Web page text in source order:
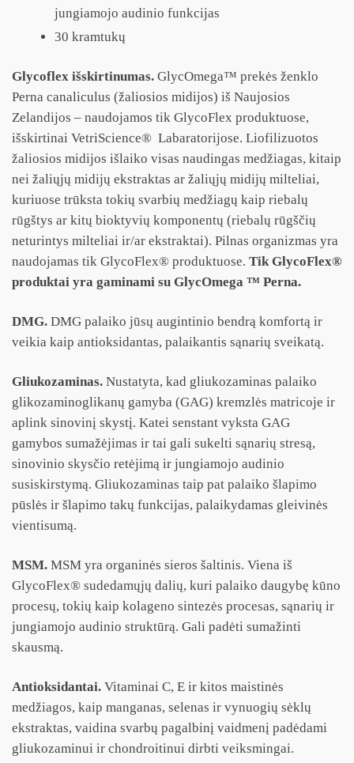
jungiamojo audinio funkcijas
30 kramtukų
Glycoflex išskirtinumas. GlycOmega™ prekės ženklo
Perna canaliculus (žaliosios midijos) iš Naujosios
Zelandijos – naudojamos tik GlycoFlex produktuose,
išskirtinai VetriScience® Labaratorijose. Liofilizuotos
žaliosios midijos išlaiko visas naudingas medžiagas, kitaip
nei žaliųjų midijų ekstraktas ar žaliųjų midijų milteliai,
kuriuose trūksta tokių svarbių medžiagų kaip riebalų
rūgštys ar kitų bioktyvių komponentų (riebalų rūgščių
neturintys milteliai ir/ar ekstraktai). Pilnas organizmas yra
naudojamas tik GlycoFlex® produktuose. Tik GlycoFlex®
produktai yra gaminami su GlycOmega ™ Perna.
DMG. DMG palaiko jūsų augintinio bendrą komfortą ir
veikia kaip antioksidantas, palaikantis sąnarių sveikatą.
Gliukozaminas. Nustatyta, kad gliukozaminas palaiko
glikozaminoglikanų gamyba (GAG) kremzlės matricoje ir
aplink sinovinį skystį. Katei senstant vyksta GAG
gamybos sumažėjimas ir tai gali sukelti sąnarių stresą,
sinovinio skysčio retėjimą ir jungiamojo audinio
susiskirstymą. Gliukozaminas taip pat palaiko šlapimo
pūslės ir šlapimo takų funkcijas, palaikydamas gleivinės
vientisumą.
MSM. MSM yra organinės sieros šaltinis. Viena iš
GlycoFlex® sudedamųjų dalių, kuri palaiko daugybę kūno
procesų, tokių kaip kolageno sintezės procesas, sąnarių ir
jungiamojo audinio struktūrą. Gali padėti sumažinti
skausmą.
Antioksidantai. Vitaminai C, E ir kitos maistinės
medžiagos, kaip manganas, selenas ir vynuogių sėklų
ekstraktas, vaidina svarbų pagalbinį vaidmenį padėdami
gliukozaminui ir chondroitinui dirbti veiksmingai.